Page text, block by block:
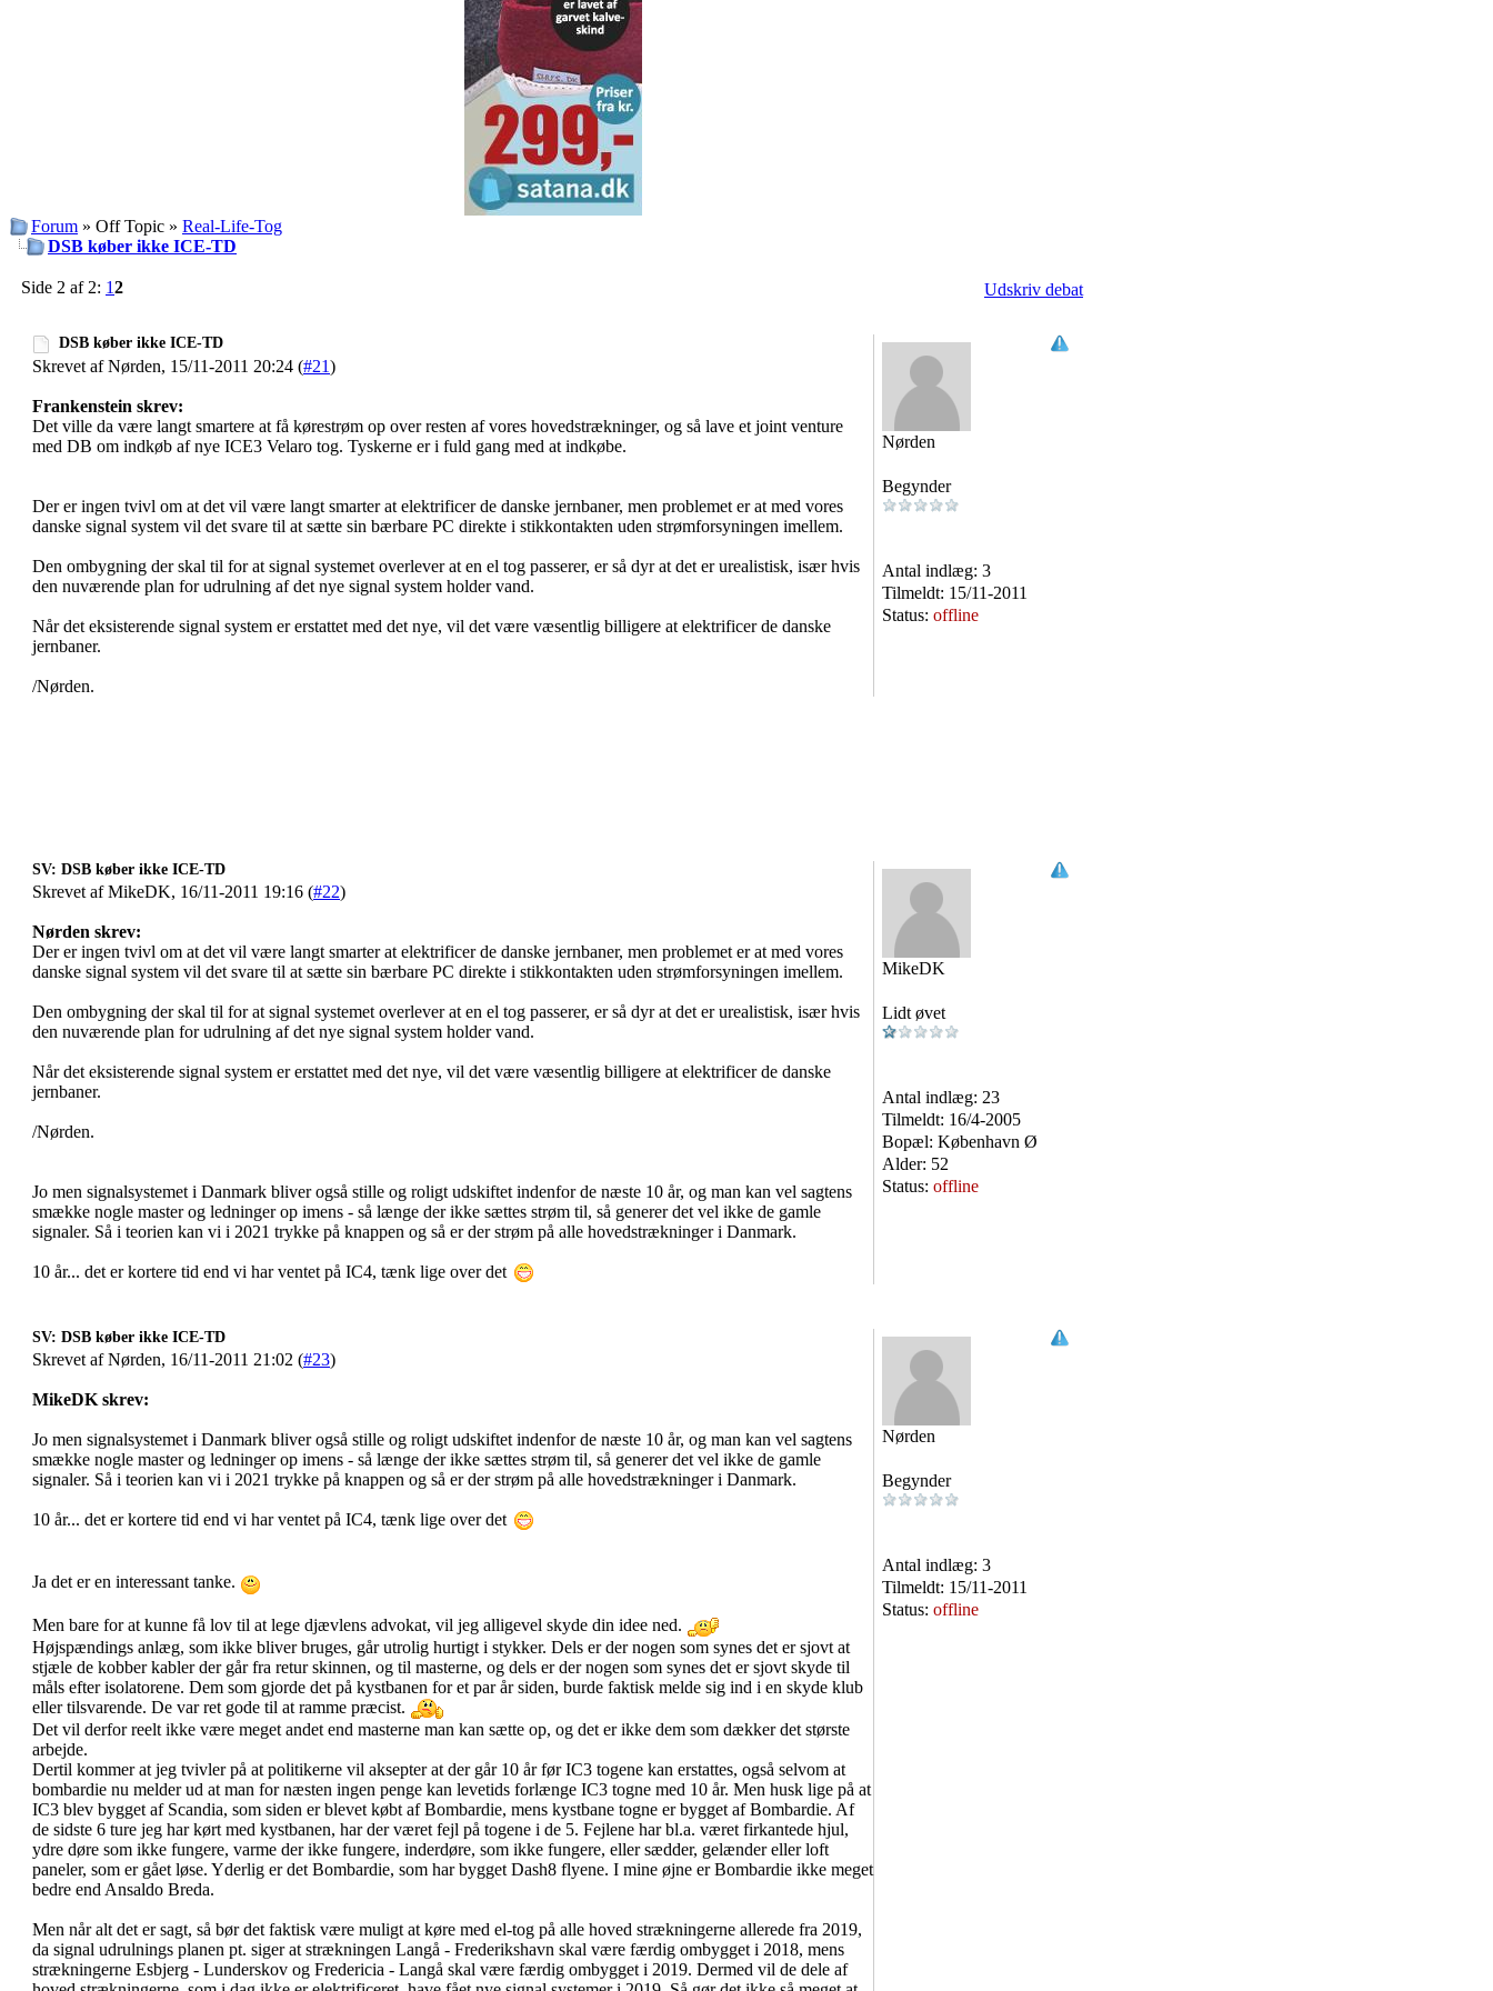
Forum » Off Topic » Real-Life-Tog
DSB køber ikke ICE-TD
Side 2 af 2: 12 Udskriv debat
DSB køber ikke ICE-TD
Skrevet af Nørden, 15/11-2011 20:24 (#21)
Frankenstein skrev:
Det ville da være langt smartere at få kørestrøm op over resten af vores hovedstrækninger, og så lave et joint venture
med DB om indkøb af nye ICE3 Velaro tog. Tyskerne er i fuld gang med at indkøbe.
Der er ingen tvivl om at det vil være langt smarter at elektrificer de danske jernbaner, men problemet er at med vores
danske signal system vil det svare til at sætte sin bærbare PC direkte i stikkontakten uden strømforsyningen imellem.
Den ombygning der skal til for at signal systemet overlever at en el tog passerer, er så dyr at det er urealistisk, især hvis
den nuværende plan for udrulning af det nye signal system holder vand.
Når det eksisterende signal system er erstattet med det nye, vil det være væsentlig billigere at elektrificer de danske
jernbaner.
/Nørden.
Nørden
Begynder
Antal indlæg: 3
Tilmeldt: 15/11-2011
Status: offline
SV: DSB køber ikke ICE-TD
Skrevet af MikeDK, 16/11-2011 19:16 (#22)
Nørden skrev:
Der er ingen tvivl om at det vil være langt smarter at elektrificer de danske jernbaner, men problemet er at med vores
danske signal system vil det svare til at sætte sin bærbare PC direkte i stikkontakten uden strømforsyningen imellem.
Den ombygning der skal til for at signal systemet overlever at en el tog passerer, er så dyr at det er urealistisk, især hvis
den nuværende plan for udrulning af det nye signal system holder vand.
Når det eksisterende signal system er erstattet med det nye, vil det være væsentlig billigere at elektrificer de danske
jernbaner.
/Nørden.
Jo men signalsystemet i Danmark bliver også stille og roligt udskiftet indenfor de næste 10 år, og man kan vel sagtens
smække nogle master og ledninger op imens - så længe der ikke sættes strøm til, så generer det vel ikke de gamle
signaler. Så i teorien kan vi i 2021 trykke på knappen og så er der strøm på alle hovedstrækninger i Danmark.
10 år... det er kortere tid end vi har ventet på IC4, tænk lige over det
MikeDK
Lidt øvet
Antal indlæg: 23
Tilmeldt: 16/4-2005
Bopæl: København Ø
Alder: 52
Status: offline
SV: DSB køber ikke ICE-TD
Skrevet af Nørden, 16/11-2011 21:02 (#23)
MikeDK skrev:
Jo men signalsystemet i Danmark bliver også stille og roligt udskiftet indenfor de næste 10 år, og man kan vel sagtens
smække nogle master og ledninger op imens - så længe der ikke sættes strøm til, så generer det vel ikke de gamle
signaler. Så i teorien kan vi i 2021 trykke på knappen og så er der strøm på alle hovedstrækninger i Danmark.
10 år... det er kortere tid end vi har ventet på IC4, tænk lige over det
Ja det er en interessant tanke.
Men bare for at kunne få lov til at lege djævlens advokat, vil jeg alligevel skyde din idee ned.
Højspændings anlæg, som ikke bliver bruges, går utrolig hurtigt i stykker. Dels er der nogen som synes det er sjovt at
stjæle de kobber kabler der går fra retur skinnen, og til masterne, og dels er der nogen som synes det er sjovt skyde til
måls efter isolatorene. Dem som gjorde det på kystbanen for et par år siden, burde faktisk melde sig ind i en skyde klub
eller tilsvarende. De var ret gode til at ramme præcist.
Det vil derfor reelt ikke være meget andet end masterne man kan sætte op, og det er ikke dem som dækker det største
arbejde.
Dertil kommer at jeg tvivler på at politikerne vil aksepter at der går 10 år før IC3 togene kan erstattes, også selvom at
bombardie nu melder ud at man for næsten ingen penge kan levetids forlænge IC3 togne med 10 år. Men husk lige på at
IC3 blev bygget af Scandia, som siden er blevet købt af Bombardie, mens kystbane togne er bygget af Bombardie. Af
de sidste 6 ture jeg har kørt med kystbanen, har der været fejl på togene i de 5. Fejlene har bl.a. været firkantede hjul,
ydre døre som ikke fungere, varme der ikke fungere, inderdøre, som ikke fungere, eller sædder, gelænder eller loft
paneler, som er gået løse. Yderlig er det Bombardie, som har bygget Dash8 flyene. I mine øjne er Bombardie ikke meget
bedre end Ansaldo Breda.
Men når alt det er sagt, så bør det faktisk være muligt at køre med el-tog på alle hoved strækningerne allerede fra 2019,
da signal udrulnings planen pt. siger at strækningen Langå - Frederikshavn skal være færdig ombygget i 2018, mens
strækningerne Esbjerg - Lunderskov og Fredericia - Langå skal være færdig ombygget i 2019. Dermed vil de dele af
Nørden
Begynder
Antal indlæg: 3
Tilmeldt: 15/11-2011
Status: offline